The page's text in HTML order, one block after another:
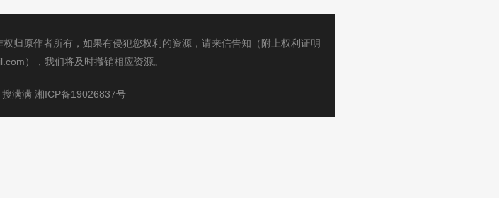
归原作者所有，如果有侵犯您权利的资源，请来信告知（附上权利证明
），我们将及时撤销相应资源。
满满 湘ICP备19026837号